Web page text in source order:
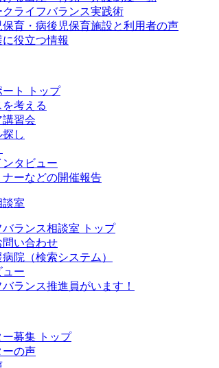
ライフバランス実践術
育・病後児保育施設と利用者の声
役立つ情報
ト トップ
考える
習会
探し
タビュー
ーなどの開催報告
談室
バランス相談室 トップ
い合わせ
院（検索システム）
ュー
ランス推進員がいます！
募集 トップ
ーの声